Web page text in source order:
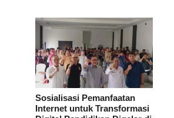
Sosialisasi Pemanfaatan
Internet untuk Transformasi